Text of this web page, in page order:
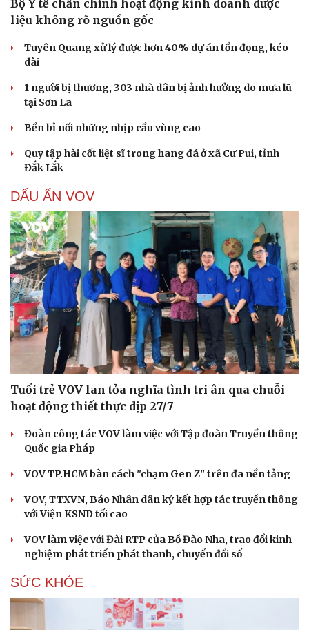
Bộ Y tế chấn chỉnh hoạt động kinh doanh dược
liệu không rõ nguồn gốc
Tuyên Quang xử lý được hơn 40% dự án tồn đọng, kéo
dài
1 người bị thương, 303 nhà dân bị ảnh hưởng do mưa lũ
tại Sơn La
Bền bỉ nối những nhịp cầu vùng cao
Quy tập hài cốt liệt sĩ trong hang đá ở xã Cư Pui, tỉnh
Đắk Lắk
DẤU ẤN VOV
Tuổi trẻ VOV lan tỏa nghĩa tình tri ân qua chuỗi
hoạt động thiết thực dịp 27/7
Đoàn công tác VOV làm việc với Tập đoàn Truyền thông
Quốc gia Pháp
VOV TP.HCM bàn cách "chạm Gen Z" trên đa nền tảng
VOV, TTXVN, Báo Nhân dân ký kết hợp tác truyền thông
với Viện KSND tối cao
VOV làm việc với Đài RTP của Bồ Đào Nha, trao đổi kinh
nghiệm phát triển phát thanh, chuyển đổi số
SỨC KHỎE